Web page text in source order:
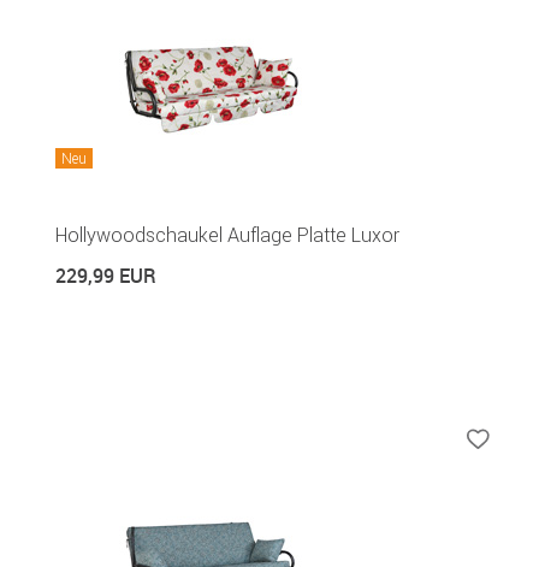
Neu
Hollywoodschaukel Auflage Platte Luxor
229,99 EUR